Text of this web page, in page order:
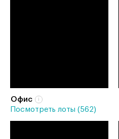
Офис
Посмотреть лоты (562)